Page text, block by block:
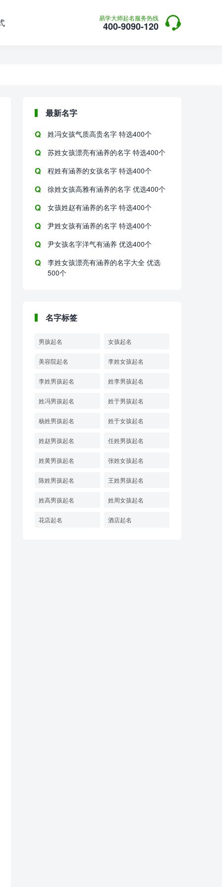
易学大师起名服务热线
400-9090-120 
最新名字
姓冯女孩气质高贵名字 特选400个
苏姓女孩漂亮有涵养的名字 特选400个
程姓有涵养的女孩名字 特选400个
徐姓女孩高雅有涵养的名字 优选400个
女孩姓赵有涵养的名字 特选400个
尹姓女孩有涵养的名字 特选400个
尹女孩名字洋气有涵养 优选400个
李姓女孩漂亮有涵养的名字大全 优选
500个
名字标签
男孩起名 女孩起名
美容院起名 李姓女孩起名
李姓男孩起名 姓李男孩起名
姓冯男孩起名 姓于男孩起名
杨姓男孩起名 姓于女孩起名
姓赵男孩起名 任姓男孩起名
姓黄男孩起名 张姓女孩起名
陈姓男孩起名 王姓男孩起名
姓高男孩起名 姓周女孩起名
花店起名 酒店起名